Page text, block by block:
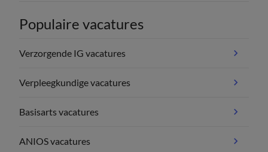
Populaire vacatures
Verzorgende IG vacatures
Verpleegkundige vacatures
Basisarts vacatures
ANIOS vacatures